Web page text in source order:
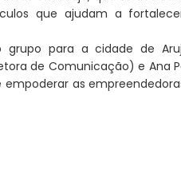
que ajudam a
para a cidade de
de Comunicação) e Ana
as